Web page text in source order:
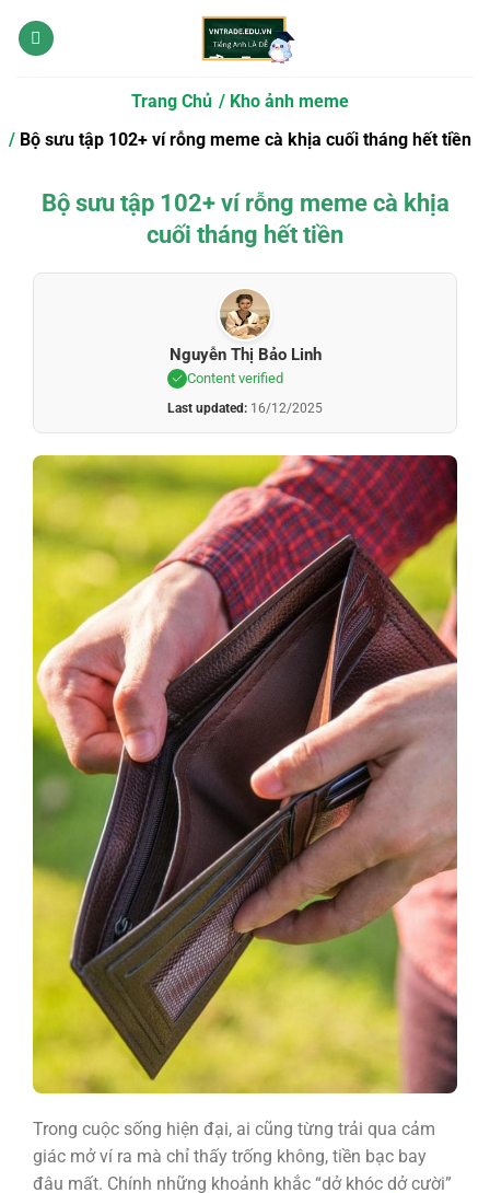
qua
Trang Chủ
Kho ảnh meme
Bộ sưu tập 102+ ví rỗng meme cà khịa cuối tháng hết tiền
Bộ sưu tập 102+ ví rỗng meme cà khịa
cuối tháng hết tiền
Nguyễn Thị Bảo Linh
Content verified
Last updated: 16/12/2025
Trong cuộc sống hiện đại, ai cũng từng trải qua cảm
giác mở ví ra mà chỉ thấy trống không, tiền bạc bay
đâu mất. Chính những khoảnh khắc “dở khóc dở cười”